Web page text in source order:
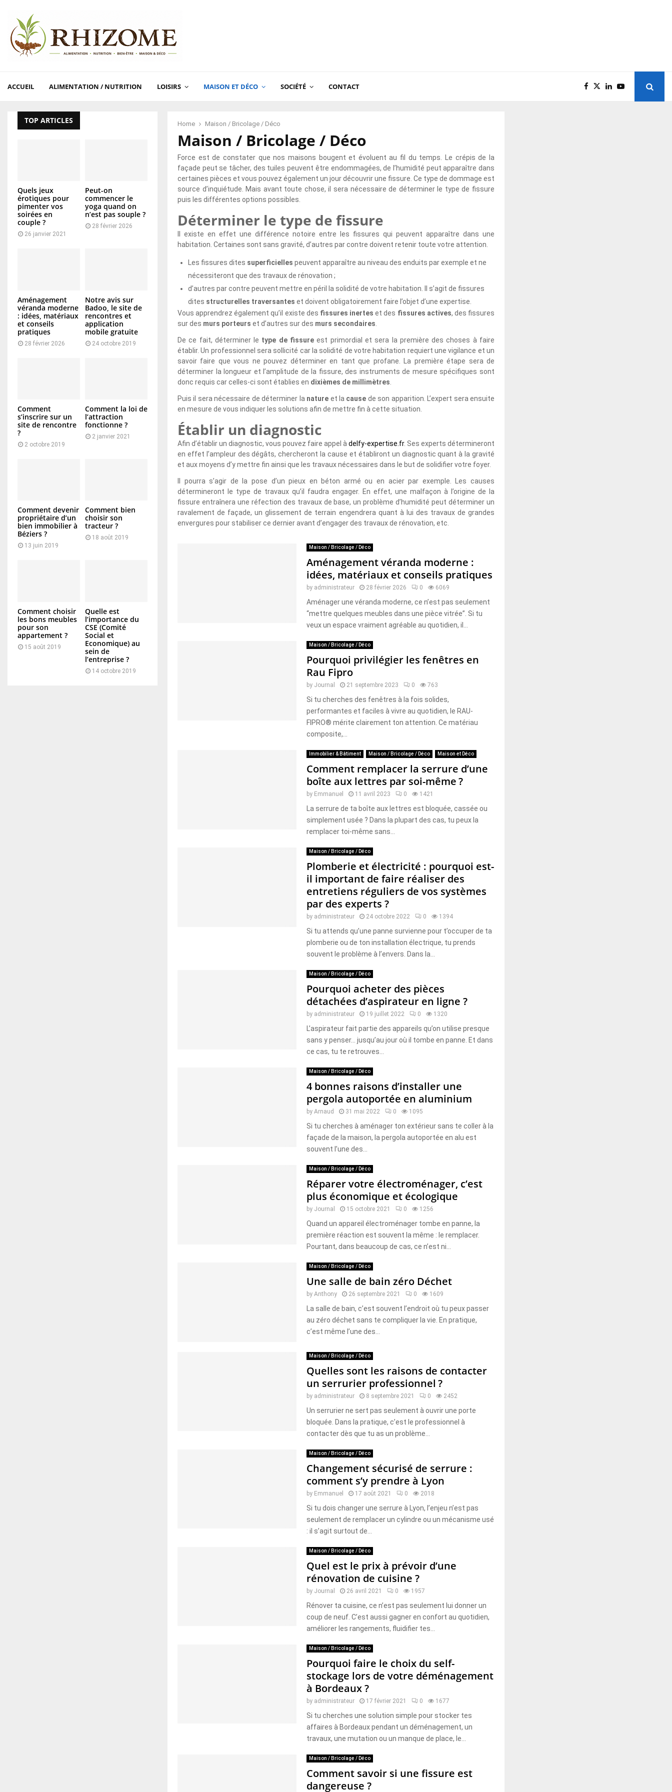
ACCUEIL ALIMENTATION / NUTRITION LOISIRS MAISON ET DÉCO SOCIÉTÉ CONTACT
Home Maison / Bricolage / Déco
Maison / Bricolage / Déco
Force est de constater que nos maisons bougent et évoluent au fil du temps. Le crépis de la
façade peut se tâcher, des tuiles peuvent être endommagées, de l’humidité peut apparaître dans
certaines pièces et vous pouvez également un jour découvrir une fissure. Ce type de dommage est
source d’inquiétude. Mais avant toute chose, il sera nécessaire de déterminer le type de fissure
puis les différentes options possibles.
Déterminer le type de fissure
Il existe en effet une différence notoire entre les fissures qui peuvent apparaître dans une
habitation. Certaines sont sans gravité, d’autres par contre doivent retenir toute votre attention.
Les fissures dites superficielles peuvent apparaître au niveau des enduits par exemple et ne
nécessiteront que des travaux de rénovation ;
d’autres par contre peuvent mettre en péril la solidité de votre habitation. Il s’agit de fissures
dites structurelles traversantes et doivent obligatoirement faire l’objet d’une expertise.
Vous apprendrez également qu’il existe des fissures inertes et des fissures actives, des fissures
sur des murs porteurs et d’autres sur des murs secondaires
De ce fait, déterminer le type de fissure est primordial et sera la première des choses à faire
établir. Un professionnel sera sollicité car la solidité de votre habitation requiert une vigilance et un
savoir faire que vous ne pouvez déterminer en tant que profane. La première étape sera de
déterminer la longueur et l’amplitude de la fissure, des instruments de mesure spécifiques sont
donc requis car celles-ci sont établies en dixièmes de millimètres
Puis il sera nécessaire de déterminer la nature et la cause de son apparition. L’expert sera ensuite
en mesure de vous indiquer les solutions afin de mettre fin à cette situation.
Établir un diagnostic
Afin d’établir un diagnostic, vous pouvez faire appel à delfy-expertise.fr. Ses experts détermineront
en effet l’ampleur des dégâts, chercheront la cause et établiront un diagnostic quant à la gravité
et aux moyens d’y mettre fin ainsi que les travaux nécessaires dans le but de solidifier votre foyer.
Il pourra s’agir de la pose d’un pieux en béton armé ou en acier par exemple. Les causes
détermineront le type de travaux qu’il faudra engager. En effet, une malfaçon à l’origine de la
fissure entraînera une réfection des travaux de base, un problème d’humidité peut déterminer un
ravalement de façade, un glissement de terrain engendrera quant à lui des travaux de grandes
envergures pour stabiliser ce dernier avant d’engager des travaux de rénovation, etc.
Maison / Bricolage / Déco
Aménagement véranda moderne :
idées, matériaux et conseils pratiques
by administrateur 28 février 2026 0 6069
Aménager une véranda moderne, ce n’est pas seulement
“mettre quelques meubles dans une pièce vitrée”. Si tu
veux un espace vraiment agréable au quotidien, il...
Maison / Bricolage / Déco
Pourquoi privilégier les fenêtres en
Rau Fipro
by Journal 21 septembre 2023 0 763
Si tu cherches des fenêtres à la fois solides,
performantes et faciles à vivre au quotidien, le RAU-
FIPRO® mérite clairement ton attention. Ce matériau
composite,...
Immobilier & Bâtiment Maison / Bricolage / Déco Maison et Déco
Comment remplacer la serrure d’une
boîte aux lettres par soi-même ?
by Emmanuel 11 avril 2023 0 1421
La serrure de ta boîte aux lettres est bloquée, cassée ou
simplement usée ? Dans la plupart des cas, tu peux la
remplacer toi-même sans...
Maison / Bricolage / Déco
Plomberie et électricité : pourquoi est-
il important de faire réaliser des
entretiens réguliers de vos systèmes
par des experts ?
by administrateur 24 octobre 2022 0 1394
Si tu attends qu’une panne survienne pour t’occuper de ta
plomberie ou de ton installation électrique, tu prends
souvent le problème à l’envers. Dans la...
Maison / Bricolage / Déco
Pourquoi acheter des pièces
détachées d’aspirateur en ligne ?
by administrateur 19 juillet 2022 0 1320
L’aspirateur fait partie des appareils qu’on utilise presque
sans y penser… jusqu’au jour où il tombe en panne. Et dans
ce cas, tu te retrouves...
Maison / Bricolage / Déco
4 bonnes raisons d’installer une
pergola autoportée en aluminium
by Arnaud 31 mai 2022 0 1095
Si tu cherches à aménager ton extérieur sans te coller à la
façade de la maison, la pergola autoportée en alu est
souvent l’une des...
Maison / Bricolage / Déco
Réparer votre électroménager, c’est
plus économique et écologique
by Journal 15 octobre 2021 0 1256
Quand un appareil électroménager tombe en panne, la
première réaction est souvent la même : le remplacer.
Pourtant, dans beaucoup de cas, ce n’est ni...
Maison / Bricolage / Déco
Une salle de bain zéro Déchet
by Anthony 26 septembre 2021 0 1609
La salle de bain, c’est souvent l’endroit où tu peux passer
au zéro déchet sans te compliquer la vie. En pratique,
c’est même l’une des...
Maison / Bricolage / Déco
Quelles sont les raisons de contacter
un serrurier professionnel ?
by administrateur 8 septembre 2021 0 2452
Un serrurier ne sert pas seulement à ouvrir une porte
bloquée. Dans la pratique, c’est le professionnel à
contacter dès que tu as un problème...
Maison / Bricolage / Déco
Changement sécurisé de serrure :
comment s’y prendre à Lyon
by Emmanuel 17 août 2021 0 2018
Si tu dois changer une serrure à Lyon, l’enjeu n’est pas
seulement de remplacer un cylindre ou un mécanisme usé
: il s’agit surtout de...
Maison / Bricolage / Déco
Quel est le prix à prévoir d’une
rénovation de cuisine ?
by Journal 26 avril 2021 0 1957
Rénover ta cuisine, ce n’est pas seulement lui donner un
coup de neuf. C’est aussi gagner en confort au quotidien,
améliorer les rangements, fluidifier tes...
Maison / Bricolage / Déco
Pourquoi faire le choix du self-
stockage lors de votre déménagement
à Bordeaux ?
by administrateur 17 février 2021 0 1677
Si tu cherches une solution simple pour stocker tes
affaires à Bordeaux pendant un déménagement, un
travaux, une mutation ou un manque de place, le...
Maison / Bricolage / Déco
Comment savoir si une fissure est
dangereuse ?
TOP ARTICLES
Quels jeux
érotiques pour
pimenter vos
soirées en
couple ?
26 janvier 2021
Peut-on
commencer le
yoga quand on
n’est pas souple ?
28 février 2026
Aménagement
véranda moderne
: idées, matériaux
et conseils
pratiques
28 février 2026
Notre avis sur
Badoo, le site de
rencontres et
application
mobile gratuite
24 octobre 2019
Comment
s’inscrire sur un
site de rencontre
?
2 octobre 2019
Comment la loi de
l’attraction
fonctionne ?
2 janvier 2021
Comment devenir
propriétaire d’un
bien immobilier à
Béziers ?
13 juin 2019
Comment bien
choisir son
tracteur ?
18 août 2019
Comment choisir
les bons meubles
pour son
appartement ?
15 août 2019
Quelle est
l’importance du
CSE (Comité
Social et
Economique) au
sein de
l’entreprise ?
14 octobre 2019